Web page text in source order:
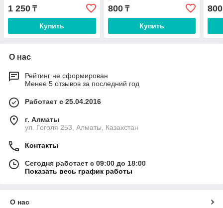
1 250 ₸
Купить
800₸
Купить
800
О нас
Рейтинг не сформирован
Менее 5 отзывов за последний год
Работает с 25.04.2016
г. Алматы
ул. Гоголя 253, Алматы, Казахстан
Контакты
Сегодня работает с 09:00 до 18:00
Показать весь график работы
О нас